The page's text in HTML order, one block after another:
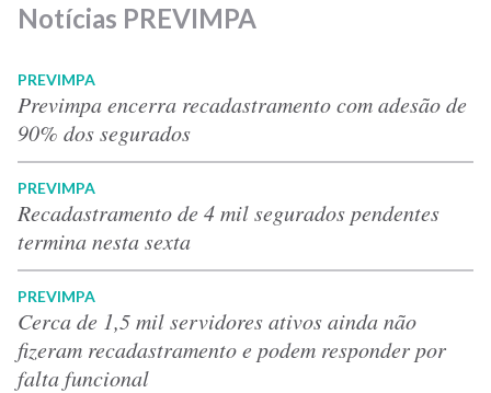
Notícias PREVIMPA
PREVIMPA
Previmpa encerra recadastramento com adesão de
90% dos segurados
PREVIMPA
Recadastramento de 4 mil segurados pendentes
termina nesta sexta
PREVIMPA
Cerca de 1,5 mil servidores ativos ainda não
fizeram recadastramento e podem responder por
falta funcional